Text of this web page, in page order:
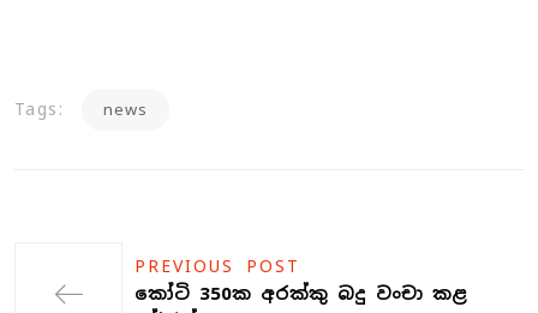
Tags: news
PREVIOUS POST
කෝටි 350ක අරක්කු බදු වංචා කළ